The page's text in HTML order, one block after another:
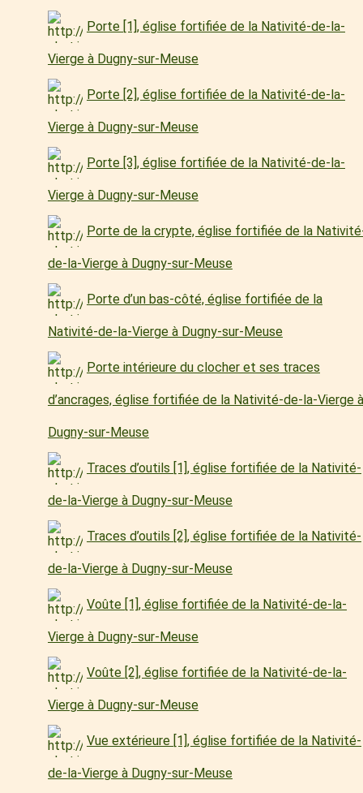
Porte [1], église fortifiée de la Nativité-de-la-
Vierge à Dugny-sur-Meuse
Porte [2], église fortifiée de la Nativité-de-la-
Vierge à Dugny-sur-Meuse
Porte [3], église fortifiée de la Nativité-de-la-
Vierge à Dugny-sur-Meuse
Porte de la crypte, église fortifiée de la
de-la-Vierge à Dugny-sur-Meuse
Porte d’un bas-côté, église fortifiée de la
Nativité-de-la-Vierge à Dugny-sur-Meuse
Porte intérieure du clocher et ses traces
d’ancrages, église fortifiée de la Nativité-de-la-Vierge à
Dugny-sur-Meuse
Traces d’outils [1], église fortifiée de la Nativité-
de-la-Vierge à Dugny-sur-Meuse
Traces d’outils [2], église fortifiée de la Nativité-
de-la-Vierge à Dugny-sur-Meuse
Voûte [1], église fortifiée de la Nativité-de-la-
Vierge à Dugny-sur-Meuse
Voûte [2], église fortifiée de la Nativité-de-la-
Vierge à Dugny-sur-Meuse
Vue extérieure [1], église fortifiée de la Nativité-
de-la-Vierge à Dugny-sur-Meuse